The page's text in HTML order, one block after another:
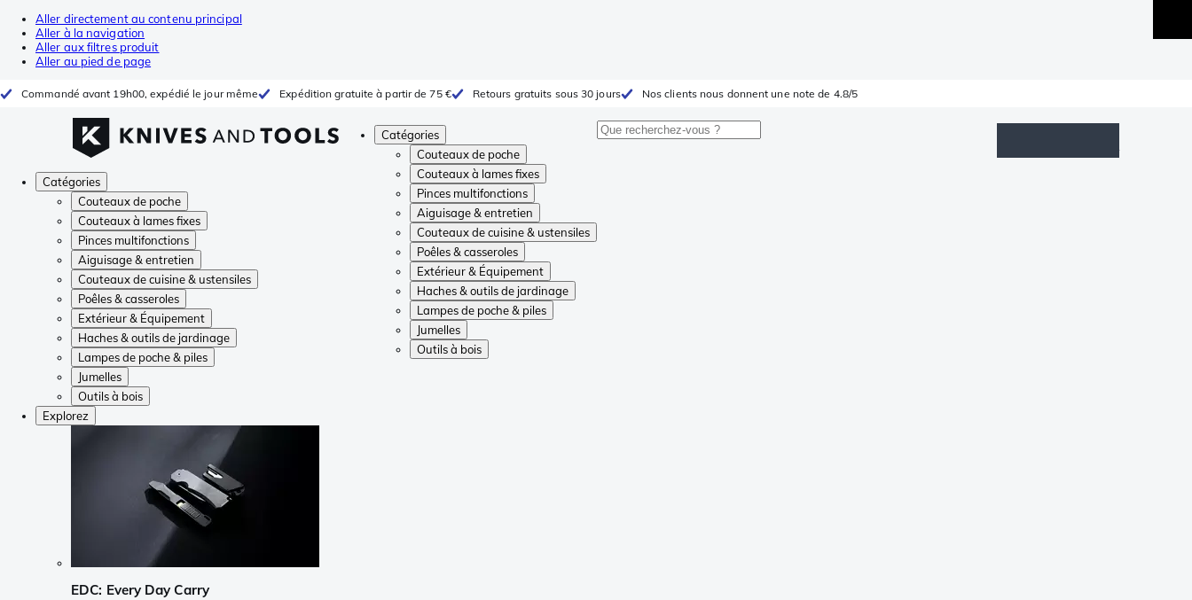
Aller directement au contenu principal
Aller à la navigation
Aller aux filtres produit
Aller au pied de page
Commandé avant 19h00, expédié le jour même Expédition gratuite à partir de 75 € Retours gratuits sous 30 jours Nos clients nous donnent une note de 4.8/5
Catégories
Couteaux de poche
Couteaux à lames fixes
Pinces multifonctions
Aiguisage & entretien
Couteaux de cuisine & ustensiles
Poêles & casseroles
Extérieur & Équipement
Haches & outils de jardinage
Lampes de poche & piles
Jumelles
Outils à bois
Catégories
Couteaux de poche
Couteaux à lames fixes
Pinces multifonctions
Aiguisage & entretien
Couteaux de cuisine & ustensiles
Poêles & casseroles
Extérieur & Équipement
Haches & outils de jardinage
Lampes de poche & piles
Jumelles
Outils à bois
Explorez
EDC: Every Day Carry